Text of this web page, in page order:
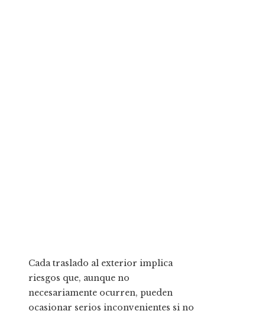
Cada traslado al exterior implica
riesgos que, aunque no
necesariamente ocurren, pueden
ocasionar serios inconvenientes si no